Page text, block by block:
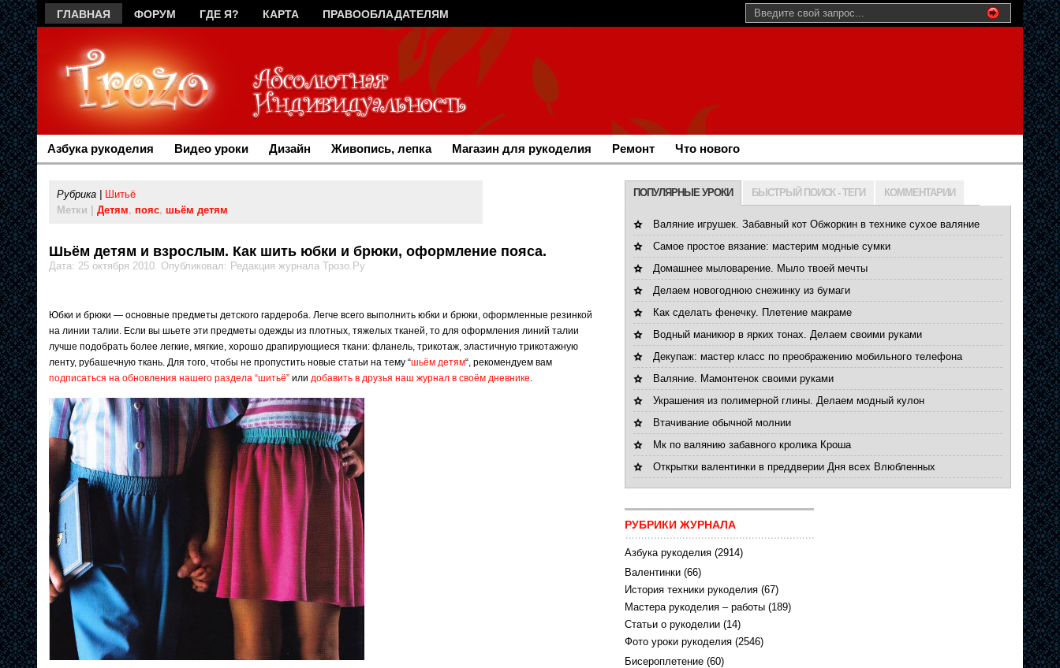
ГЛАВНАЯ ФОРУМ ГДЕ Я? КАРТА
ПРАВООБЛАДАТЕЛЯМ
Азбука рукоделия Видео уроки Дизайн Живопись, лепка Магазин для рукоделия Ремонт Что нового
Рубрика |
Шитьё
Метки | Детям, пояс, шьём детям
Шьём детям и взрослым. Как шить юбки и брюки, оформление пояса.
Дата: 25 октября 2010. Опубликовал: Редакция журнала Трозо.Ру
Юбки и брюки — основные предметы детского гардероба. Легче всего выполнить юбки и брюки, оформленные резинкой
на линии талии. Если вы шьете эти предметы одежды из плотных, тяжелых тканей, то для оформления линий талии
лучше подобрать более легкие, мягкие, хорошо драпирующиеся ткани: фланель, трикотаж, эластичную трикотажную
ленту, рубашечную ткань. Для того, чтобы не пропустить новые статьи на тему “шьём детям“, рекомендуем вам
подписаться на обновления нашего раздела “шитьё” или добавить в друзья наш журнал в своём дневнике.
ПОПУЛЯРНЫЕ УРОКИ БЫСТРЫЙ ПОИСК - ТЕГИ КОММЕНТАРИИ
Валяние игрушек. Забавный кот Обжоркин в технике сухое валяние
Самое простое вязание: мастерим модные сумки
Домашнее мыловарение. Мыло твоей мечты
Делаем новогоднюю снежинку из бумаги
Как сделать фенечку. Плетение макраме
Водный маникюр в ярких тонах. Делаем своими руками
Декупаж: мастер класс по преображению мобильного телефона
Валяние. Мамонтенок своими руками
Украшения из полимерной глины. Делаем модный кулон
Втачивание обычной молнии
Мк по валянию забавного кролика Кроша
Открытки валентинки в преддверии Дня всех Влюбленных
РУБРИКИ ЖУРНАЛА
Азбука рукоделия (2914)
Валентинки (66)
История техники рукоделия (67)
Мастера рукоделия – работы (189)
Статьи о рукоделии (14)
Фото уроки рукоделия (2546)
Бисероплетение (60)